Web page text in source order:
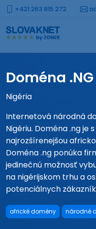
+421 263 815 272
Doména .NG
Nigéria
Internetová národná
Nigériu. Doména .ng je
najrozšírenejšou
Doména .ng ponúka
jedinečnú možnosť
na nigérijskom trhu a
potenciálnych
africké domény národné